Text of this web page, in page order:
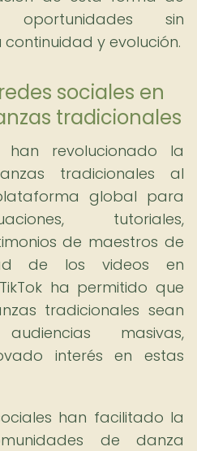
sin
y evolución.
sociales en
tradicionales
han revolucionado la
tradicionales al
global para
tutoriales,
de maestros de
de los videos en
ha permitido que
tradicionales sean
masivas,
interés en estas
han facilitado la
de danza